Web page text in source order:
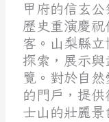
甲府的信玄
歷史重演慶
客。山梨縣
探索，展示
覽。對於自
的門戶，提
士山的壯麗景